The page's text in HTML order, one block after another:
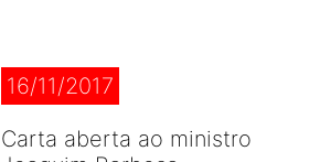
16/11/2017
Carta aberta ao ministro